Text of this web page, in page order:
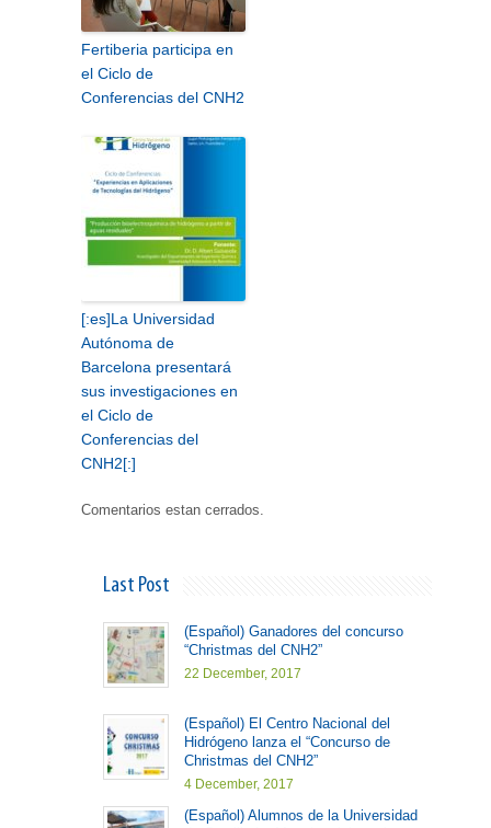
Fertiberia participa en
el Ciclo de
Conferencias del CNH2
[:es]La Universidad
Autónoma de
Barcelona presentará
sus investigaciones en
el Ciclo de
Conferencias del
CNH2[:]
Comentarios estan cerrados.
Last Post
(Español) Ganadores del concurso
“Christmas del CNH2”
22 December, 2017
(Español) El Centro Nacional del
Hidrógeno lanza el “Concurso de
Christmas del CNH2”
4 December, 2017
(Español) Alumnos de la Universidad